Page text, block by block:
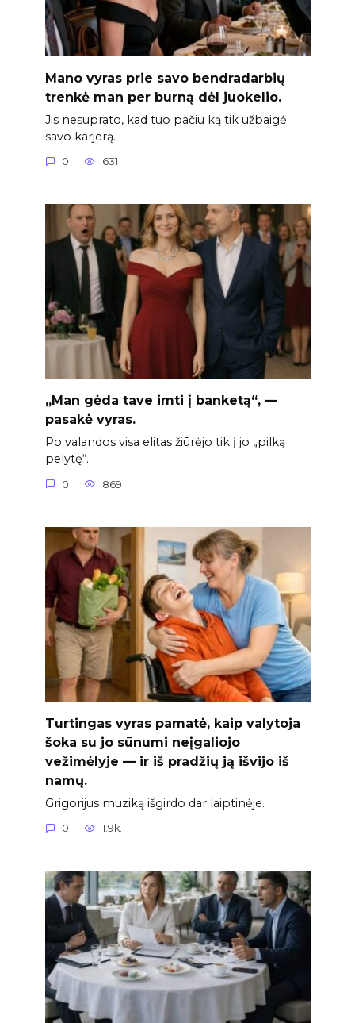
Mano vyras prie savo bendradarbių
trenkė man per burną dėl juokelio.
Jis nesuprato, kad tuo pačiu ką tik užbaigė
savo karjerą.
0 631
„Man gėda tave imti į banketą“, —
pasakė vyras.
Po valandos visa elitas žiūrėjo tik į jo „pilką
pelytę“.
0 869
Turtingas vyras pamatė, kaip valytoja
šoka su jo sūnumi neįgaliojo
vežimėlyje — ir iš pradžių ją išvijo iš
namų.
Grigorijus muziką išgirdo dar laiptinėje.
0 1.9k.